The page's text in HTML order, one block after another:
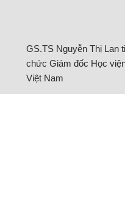
GS.TS Nguyễn Thị Lan
chức Giám đốc Học
Việt Nam